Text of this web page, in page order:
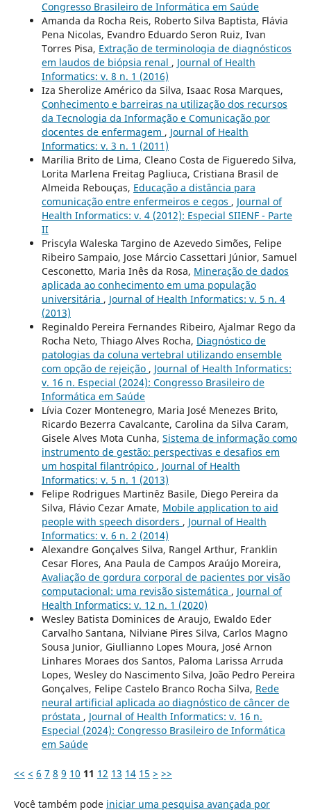
Congresso Brasileiro de Informática em Saúde
Amanda da Rocha Reis, Roberto Silva Baptista, Flávia
Pena Nicolas, Evandro Eduardo Seron Ruiz, Ivan
Torres Pisa, Extração de terminologia de diagnósticos
em laudos de biópsia renal , Journal of Health
Informatics: v. 8 n. 1 (2016)
Iza Sherolize Américo da Silva, Isaac Rosa Marques,
Conhecimento e barreiras na utilização dos recursos
da Tecnologia da Informação e Comunicação por
docentes de enfermagem , Journal of Health
Informatics: v. 3 n. 1 (2011)
Marília Brito de Lima, Cleano Costa de Figueredo Silva,
Lorita Marlena Freitag Pagliuca, Cristiana Brasil de
Almeida Rebouças, Educação a distância para
comunicação entre enfermeiros e cegos , Journal of
Health Informatics: v. 4 (2012): Especial SIIENF - Parte
II
Priscyla Waleska Targino de Azevedo Simões, Felipe
Ribeiro Sampaio, Jose Márcio Cassettari Júnior, Samuel
Cesconetto, Maria Inês da Rosa, Mineração de dados
aplicada ao conhecimento em uma população
universitária , Journal of Health Informatics: v. 5 n. 4
(2013)
Reginaldo Pereira Fernandes Ribeiro, Ajalmar Rego da
Rocha Neto, Thiago Alves Rocha, Diagnóstico de
patologias da coluna vertebral utilizando ensemble
com opção de rejeição , Journal of Health Informatics:
v. 16 n. Especial (2024): Congresso Brasileiro de
Informática em Saúde
Lívia Cozer Montenegro, Maria José Menezes Brito,
Ricardo Bezerra Cavalcante, Carolina da Silva Caram,
Gisele Alves Mota Cunha, Sistema de informação como
instrumento de gestão: perspectivas e desafios em
um hospital filantrópico , Journal of Health
Informatics: v. 5 n. 1 (2013)
Felipe Rodrigues Martinêz Basile, Diego Pereira da
Silva, Flávio Cezar Amate, Mobile application to aid
people with speech disorders , Journal of Health
Informatics: v. 6 n. 2 (2014)
Alexandre Gonçalves Silva, Rangel Arthur, Franklin
Cesar Flores, Ana Paula de Campos Araújo Moreira,
Avaliação de gordura corporal de pacientes por visão
computacional: uma revisão sistemática , Journal of
Health Informatics: v. 12 n. 1 (2020)
Wesley Batista Dominices de Araujo, Ewaldo Eder
Carvalho Santana, Nilviane Pires Silva, Carlos Magno
Sousa Junior, Giullianno Lopes Moura, José Arnon
Linhares Moraes dos Santos, Paloma Larissa Arruda
Lopes, Wesley do Nascimento Silva, João Pedro Pereira
Gonçalves, Felipe Castelo Branco Rocha Silva, Rede
neural artificial aplicada ao diagnóstico de câncer de
próstata , Journal of Health Informatics: v. 16 n.
Especial (2024): Congresso Brasileiro de Informática
em Saúde
<< < 6 7 8 9 10 11 12 13 14 15 > >>
Você também pode iniciar uma pesquisa avançada por